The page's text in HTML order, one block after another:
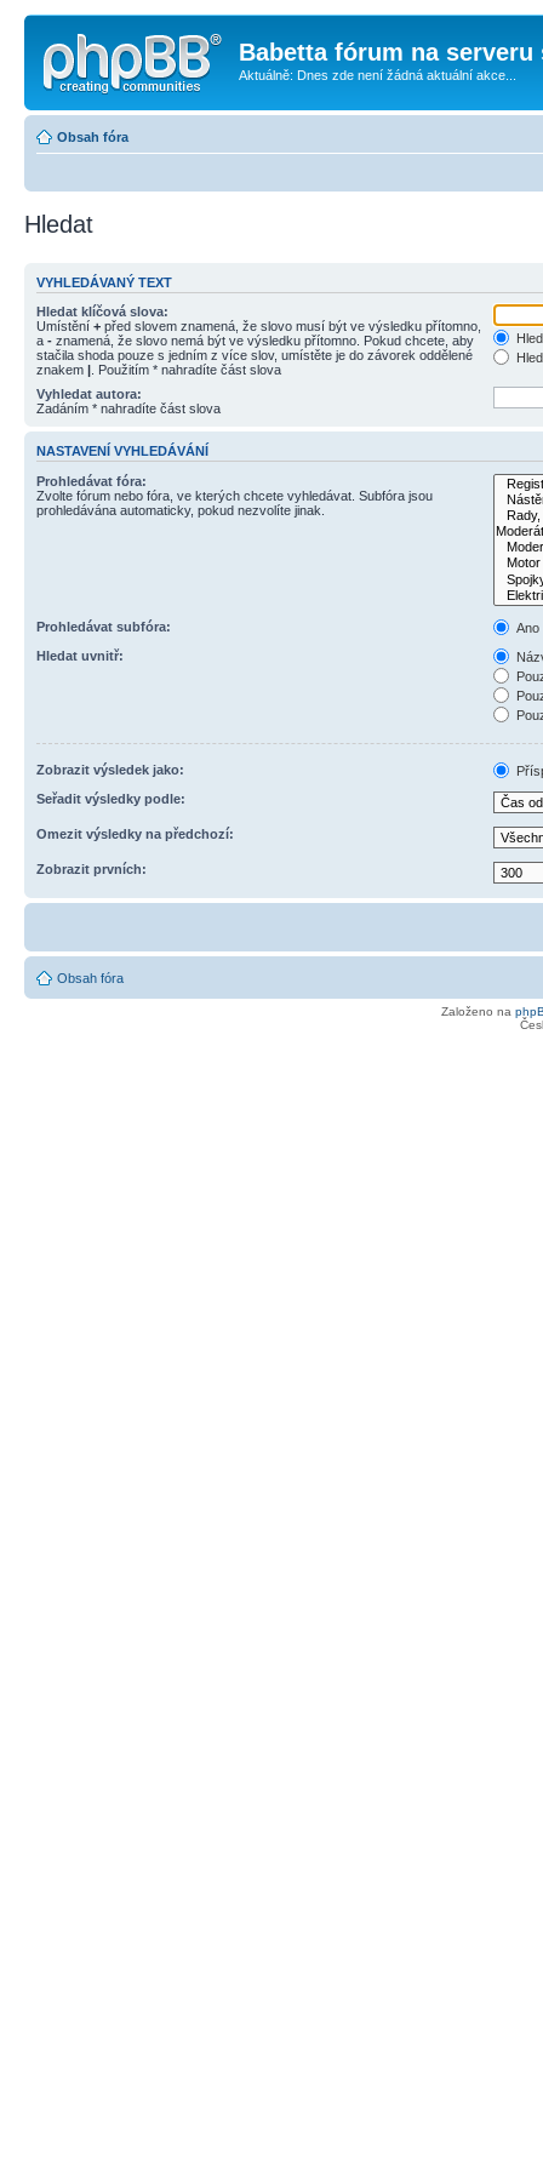
Babetta fórum na serveru
Aktuálně: Dnes zde není žádná aktuální akce...
Obsah fóra
Hledat
VYHLEDÁVANÝ TEXT
Hledat klíčová slova:
Umístění + před slovem znamená, že slovo musí být ve výsledku přítomno,
a - znamená, že slovo nemá být ve výsledku přítomno. Pokud chcete, aby
stačila shoda pouze s jedním z více slov, umístěte je do závorek oddělené
znakem | . Použitím * nahradíte část slova
Vyhledat autora:
Zadáním * nahradíte část slova
NASTAVENÍ VYHLEDÁVÁNÍ
Prohledávat fóra:
Zvolte fórum nebo fóra, ve kterých chcete vyhledávat. Subfóra jsou
prohledávána automaticky, pokud nezvolíte jinak.
Prohledávat subfóra:
Ano
Hledat uvnitř:
Zobrazit výsledek jako:
Seřadit výsledky podle:
Omezit výsledky na předchozí:
Zobrazit prvních:
Obsah fóra
Založeno na